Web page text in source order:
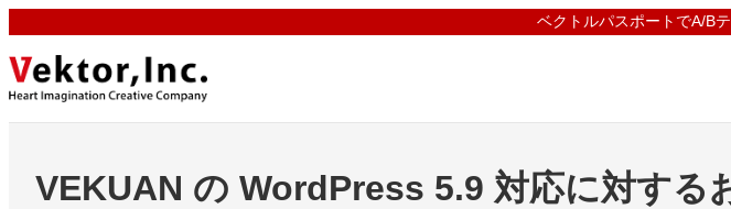
容
を
ス
ベクトルパスポートでA/B
VEKUAN の WordPress 5.9 対応に対する